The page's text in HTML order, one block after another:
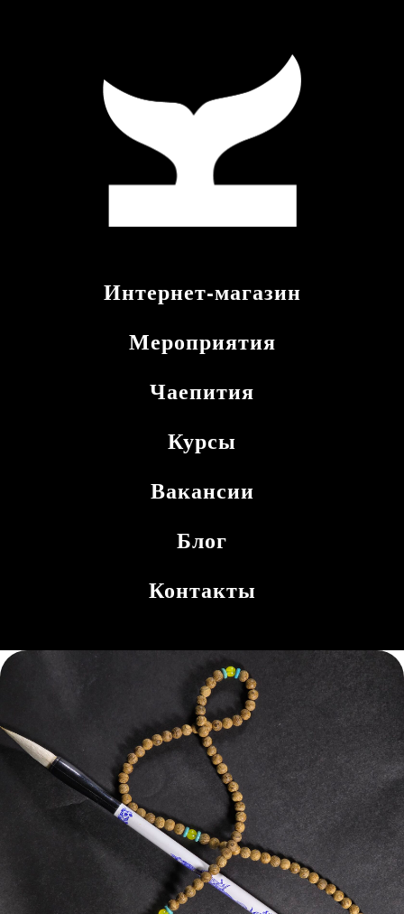
Интернет-магазин
Мероприятия
Чаепития
Курсы
Вакансии
Блог
Контакты